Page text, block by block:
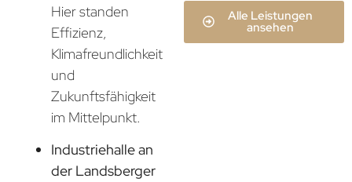
Hier standen
Effizienz,
Klimafreundlichkeit
und
Zukunftsfähigkeit
im Mittelpunkt.
Industriehalle an
der Landsberger
Alle Leistungen
ansehen